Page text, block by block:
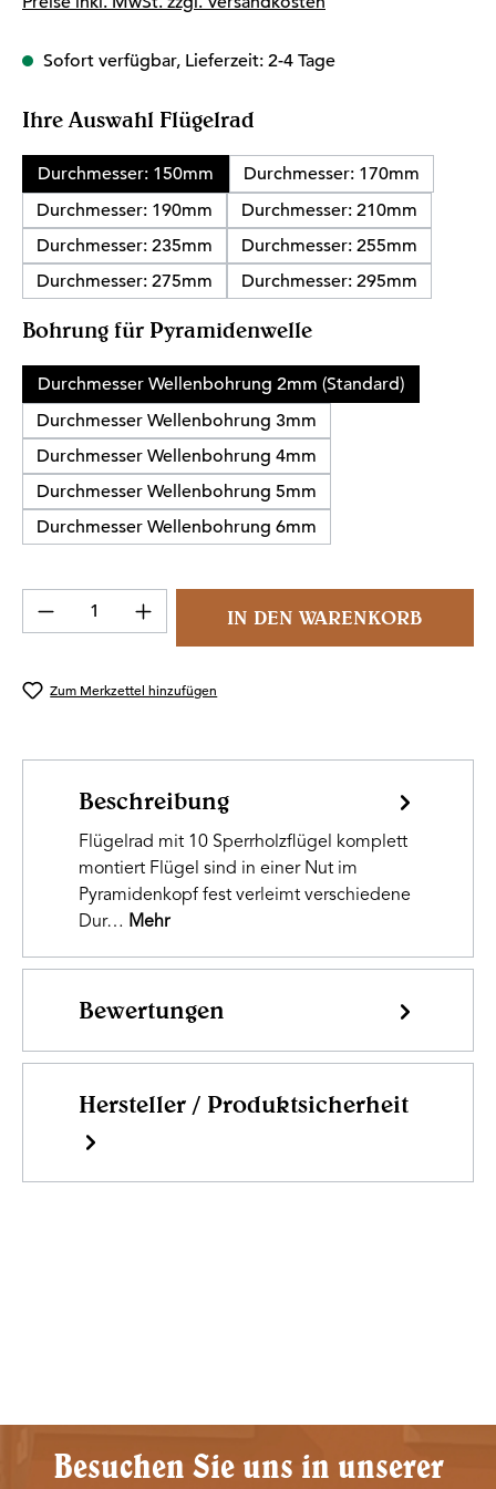
Sofort verfügbar, Lieferzeit: 2-4 Tage
Ihre Auswahl Flügelrad
Durchmesser: 150mm
Durchmesser: 170mm
Durchmesser: 190mm
Durchmesser: 210mm
Durchmesser: 235mm
Durchmesser: 255mm
Durchmesser: 275mm
Durchmesser: 295mm
Bohrung für Pyramidenwelleauswählen
Durchmesser Wellenbohrung 2mm (Standard)
Durchmesser Wellenbohrung 3mm
Durchmesser Wellenbohrung 4mm
Durchmesser Wellenbohrung 5mm
Durchmesser Wellenbohrung 6mm
Produkt Anzahl: Gib den gewünschten
IN DEN WARENKORB
Zum Merkzettel hinzufügen
Beschreibung
Flügelrad mit 10 Sperrholzflügel komplett
montiert Flügel sind in einer Nut im
Pyramidenkopf fest verleimt verschiedene
Dur… Mehr
Bewertungen
Hersteller / Produktsicherheit
Besuchen Sie uns in unserer